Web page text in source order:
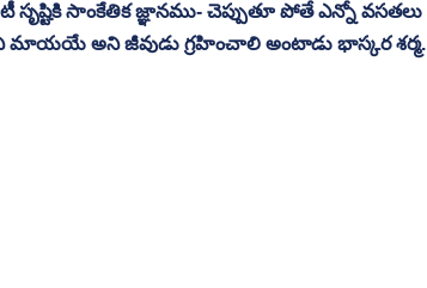
సృష్టికి సాంకేతిక జ్ఞానము- చెప్పుతూ పోతే ఎన్నో వసతలు
మాయయే అని జీవుడు గ్రహించాలి అంటాడు భాస్కర శర్మ.